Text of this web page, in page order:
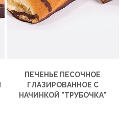
ПЕЧЕНЬЕ ПЕСОЧНОЕ
ГЛАЗИРОВАННОЕ С
НАЧИНКОЙ "ТРУБОЧКА"